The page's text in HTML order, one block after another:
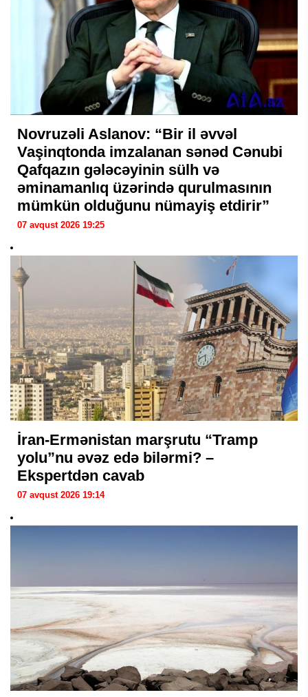
Novruzəli Aslanov: “Bir il əvvəl
Vaşinqtonda imzalanan sənəd Cənubi
Qafqazın gələcəyinin sülh və
əminamanlıq üzərində qurulmasının
mümkün olduğunu nümayiş etdirir”
07 avqust 2026 19:25
İran-Ermənistan marşrutu “Tramp
yolu”nu əvəz edə bilərmi? –
Ekspertdən cavab
07 avqust 2026 19:14